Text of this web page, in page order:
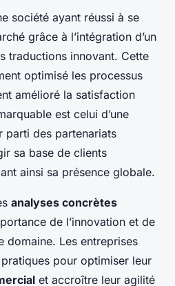
société ayant réussi à se
grâce à l’intégration d’un
traductions innovant. Cette
optimisé les processus
amélioré la satisfaction
est celui d’une
parti des partenariats
sa base de clients
ainsi sa présence globale.
analyses concrètes
de l’innovation et de
domaine. Les entreprises
pour optimiser leur
et accroître leur agilité